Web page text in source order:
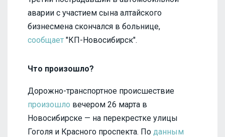
аварии с участием сына алтайского
бизнесмена скончался в больнице,
сообщает "КП-Новосибирск".
Что произошло?
Дорожно-транспортное происшествие
произошло вечером 26 марта в
Новосибирске — на перекрестке улицы
Гоголя и Красного проспекта. По данным